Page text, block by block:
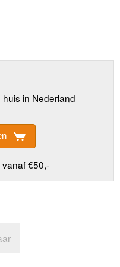
in Nederland
€50,-